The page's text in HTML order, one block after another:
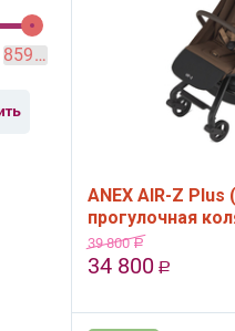
85900
ANEX AIR-Z Plus
прогулочная
- коричневый
39 800 Р
34 800 Р